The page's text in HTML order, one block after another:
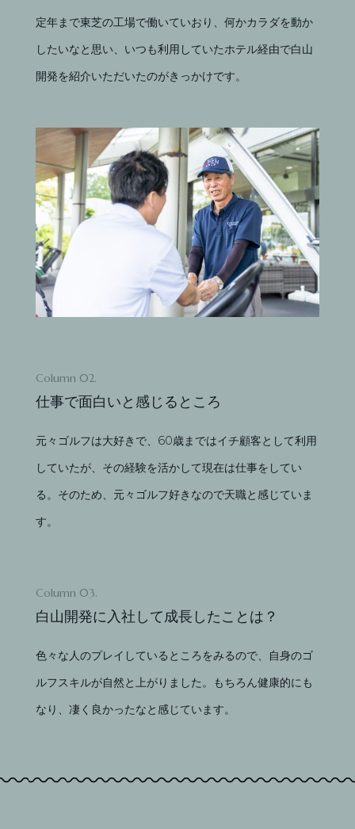
定年まで東芝の工場で働いていおり、何かカラダを動か
したいなと思い、いつも利用していたホテル経由で白山
開発を紹介いただいたのがきっかけです。
Column 02.
仕事で面白いと感じるところ
元々ゴルフは大好きで、60歳まではイチ顧客として利用
していたが、その経験を活かして現在は仕事をしてい
る。そのため、元々ゴルフ好きなので天職と感じていま
す。
Column 03.
白山開発に入社して成長したことは？
色々な人のプレイしているところをみるので、自身のゴ
ルフスキルが自然と上がりました。もちろん健康的にも
なり、凄く良かったなと感じています。